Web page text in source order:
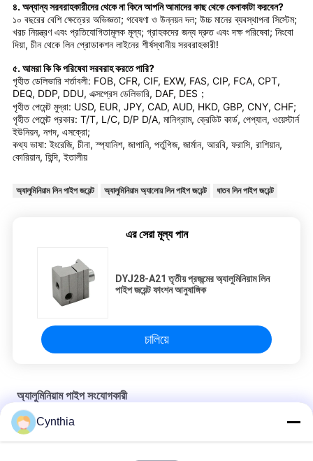
৪. অন্যান্য সরবরাহকারীদের থেকে না কিনে আপনি আমাদের কাছ থেকে কেনাকাটা করবেন?
১০ বছরের বেশি ক্ষেত্রের অভিজ্ঞতা; গবেষণা ও উন্নয়ন দল; উচ্চ মানের ব্যবস্থাপনা সিস্টেম;
খরচ নিয়ন্ত্রণ এবং প্রতিযোগিতামূলক মূল্য; গ্রাহকদের জন্য দ্রুত এবং দক্ষ পরিষেবা; নিংবো
দিয়া, চীন থেকে লিন প্রোডাকশন লাইনের শীর্ষস্থানীয় সরবরাহকারী!
৫. আমরা কি কি পরিষেবা সরবরাহ করতে পারি?
গৃহীত ডেলিভারি শর্তাবলী: FOB, CFR, CIF, EXW, FAS, CIP, FCA, CPT,
DEQ, DDP, DDU, এক্সপ্রেস ডেলিভারি, DAF, DES；
গৃহীত পেমেন্ট মুদ্রা: USD, EUR, JPY, CAD, AUD, HKD, GBP, CNY, CHF;
গৃহীত পেমেন্ট প্রকার: T/T, L/C, D/P D/A, মানিগ্রাম, ক্রেডিট কার্ড, পেপ্যাল, ওয়েস্টার্ন
ইউনিয়ন, নগদ, এসক্রো;
কথ্য ভাষা: ইংরেজি, চীনা, স্প্যানিশ, জাপানি, পর্তুগিজ, জার্মান, আরবি, ফরাসি, রাশিয়ান,
কোরিয়ান, হিন্দি, ইতালীয়
অ্যালুমিনিয়াম লিন পাইপ জয়েন্ট অ্যালুমিনিয়াম অ্যালোয় লিন পাইপ জয়েন্ট ধাতব লিন পাইপ জয়েন্ট
এর সেরা মূল্য পান
DYJ28-A21 তৃতীয় প্রজন্মের অ্যালুমিনিয়াম লিন
পাইপ জয়েন্ট ফাংশন আনুষাঙ্গিক
চালিয়ে
অ্যালুমিনিয়াম পাইপ সংযোগকারী
180 ° থেকে 28 মিমি বেধ 1.7 মিমি অ্যালুমিনিয়াম পাইপ সংযোগকারী
Cynthia